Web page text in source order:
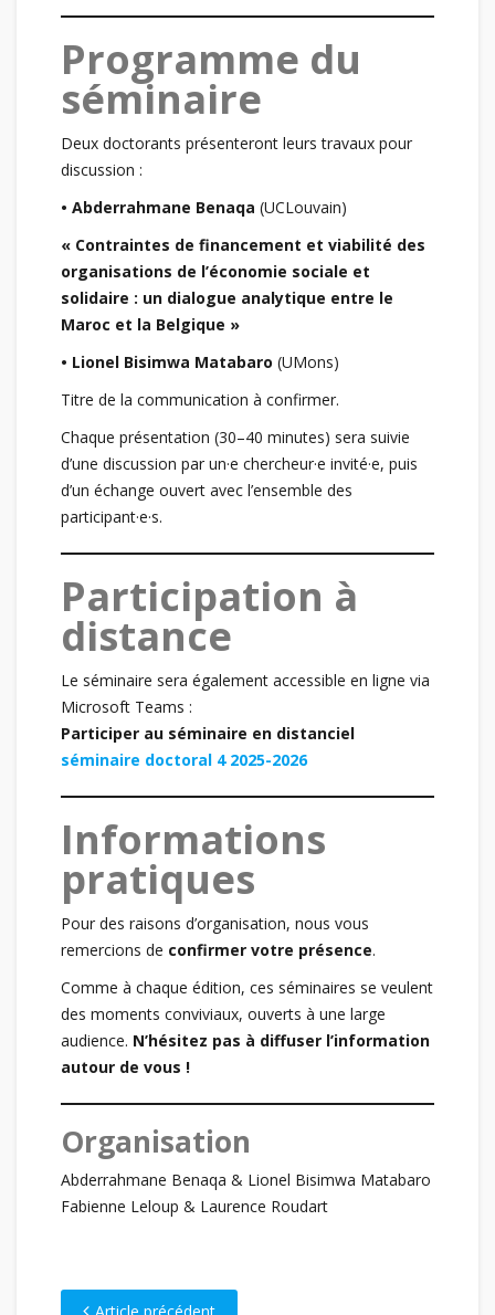
Programme du
séminaire
Deux doctorants présenteront leurs travaux pour
discussion :
• Abderrahmane Benaqa (UCLouvain)
« Contraintes de financement et viabilité des
organisations de l’économie sociale et
solidaire : un dialogue analytique entre le
Maroc et la Belgique »
• Lionel Bisimwa Matabaro (UMons)
Titre de la communication à confirmer.
Chaque présentation (30–40 minutes) sera suivie
d’une discussion par un·e chercheur·e invité·e, puis
d’un échange ouvert avec l’ensemble des
participant·e·s.
Participation à
distance
Le séminaire sera également accessible en ligne via
Microsoft Teams :
Participer au séminaire en distanciel
séminaire doctoral 4 2025-2026
Informations
pratiques
Pour des raisons d’organisation, nous vous
remercions de confirmer votre présence.
Comme à chaque édition, ces séminaires se veulent
des moments conviviaux, ouverts à une large
audience. N’hésitez pas à diffuser l’information
autour de vous !
Organisation
Abderrahmane Benaqa & Lionel Bisimwa Matabaro
Fabienne Leloup & Laurence Roudart